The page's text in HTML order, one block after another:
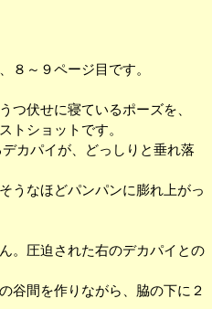
８～９ページ目です。
つ伏せに寝ているポーズを、
トショットです。
カパイが、どっしりと垂れ落
うなほどパンパンに膨れ上がっ
。圧迫された右のデカパイとの
谷間を作りながら、脇の下に２